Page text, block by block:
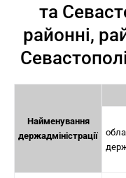
та
районні,
Найменування
держадміністрації